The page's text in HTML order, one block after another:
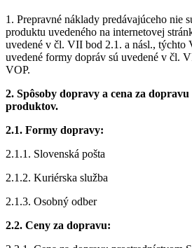
1. Prepravné náklady predávajúceho nie
produktu uvedeného na internetovej
uvedené v čl. VII bod 2.1. a násl., týchto
uvedené formy dopráv sú uvedené v čl.
VOP.
2. Spôsoby dopravy a cena za
produktov.
2.1. Formy dopravy:
2.1.1. Slovenská pošta
2.1.2. Kuriérska služba
2.1.3. Osobný odber
2.2. Ceny za dopravu: